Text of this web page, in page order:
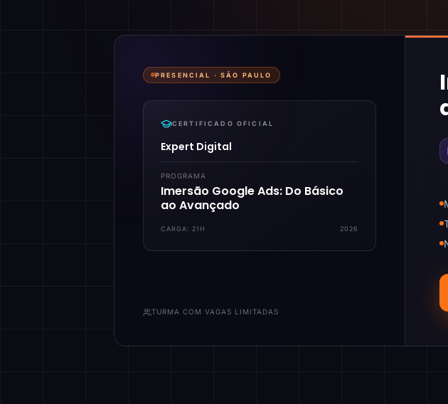
PRESENCIAL ·SÃO PAULO
CERTIFICADO OFICIAL
Expert Digital
PROGRAMA
Imersão Google Ads: Do Básico
ao Avançado
CARGA: 21H 2026
TURMA COM VAGAS LIMITADAS